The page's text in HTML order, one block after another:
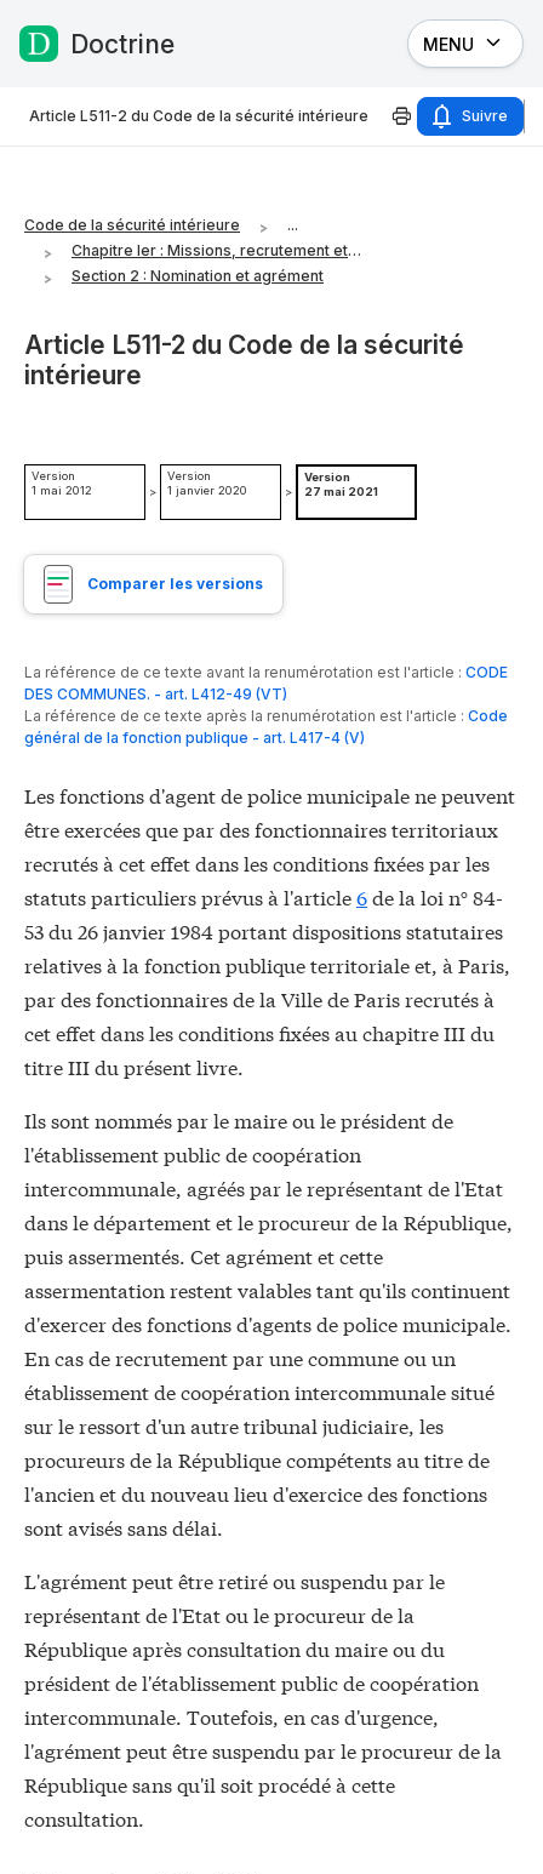
Passer au contenu
Doctrine MENU
Article L511-2 du Code de la sécurité intérieure Suivre
Code de la sécurité intérieure
...
Chapitre Ier : Missions, recrutement et modalités d'exercice
Section 2 : Nomination et agrément
Article L511-2 du Code de la sécurité
intérieure
Version
1 mai 2012
>
Version
1 janvier 2020
>
Version
27 mai 2021
Comparer les versions
La référence de ce texte avant la renumérotation est l'article : CODE
DES COMMUNES. - art. L412-49 (VT)
La référence de ce texte après la renumérotation est l'article : Code
général de la fonction publique - art. L417-4 (V)
Les fonctions d'agent de police municipale ne peuvent
être exercées que par des fonctionnaires territoriaux
recrutés à cet effet dans les conditions fixées par les
statuts particuliers prévus à l'article6de la loi n° 84-
53 du 26 janvier 1984 portant dispositions statutaires
relatives à la fonction publique territoriale et, à Paris,
par des fonctionnaires de la Ville de Paris recrutés à
cet effet dans les conditions fixées au chapitre III du
titre III du présent livre.
Ils sont nommés par le maire ou le président de
l'établissement public de coopération
intercommunale, agréés par le représentant de l'Etat
dans le département et le procureur de la République,
puis assermentés. Cet agrément et cette
assermentation restent valables tant qu'ils continuent
d'exercer des fonctions d'agents de police municipale.
En cas de recrutement par une commune ou un
établissement de coopération intercommunale situé
sur le ressort d'un autre tribunal judiciaire, les
procureurs de la République compétents au titre de
l'ancien et du nouveau lieu d'exercice des fonctions
sont avisés sans délai.
L'agrément peut être retiré ou suspendu par le
représentant de l'Etat ou le procureur de la
République après consultation du maire ou du
président de l'établissement public de coopération
intercommunale. Toutefois, en cas d'urgence,
l'agrément peut être suspendu par le procureur de la
République sans qu'il soit procédé à cette
consultation.